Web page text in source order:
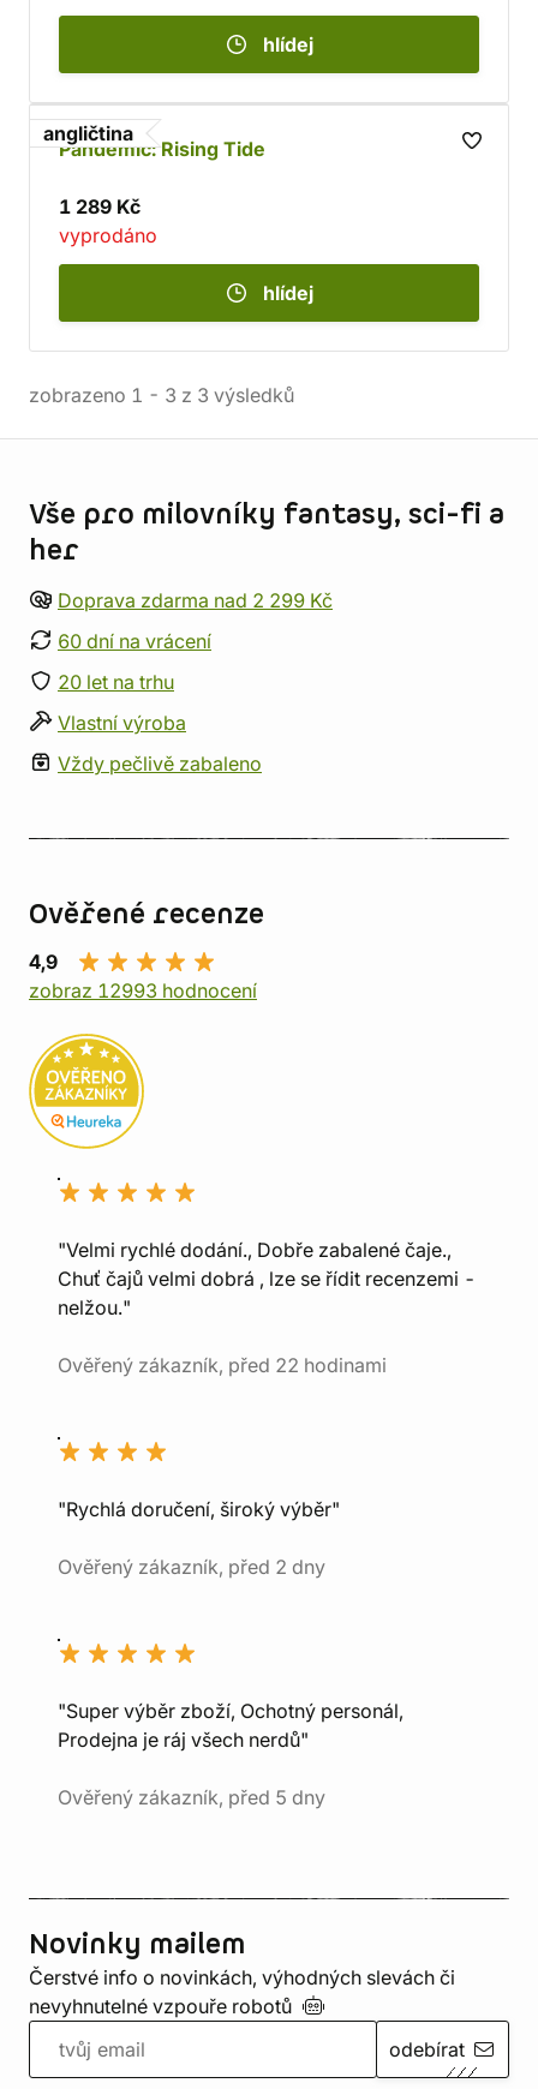
hlídej
angličtina
Pandemic: Rising Tide
1 289 Kč
vyprodáno
hlídej
zobrazeno 1 - 3 z 3 výsledků
Vše pro milovníky fantasy, sci-fi a
her
Doprava zdarma nad 2 299 Kč
60 dní na vrácení
20 let na trhu
Vlastní výroba
Vždy pečlivě zabaleno
Ověřené recenze
4,9
zobraz 12993 hodnocení
"Velmi rychlé dodání., Dobře zabalené čaje.,
Chuť čajů velmi dobrá , lze se řídit recenzemi -
nelžou."
Ověřený zákazník, před 22 hodinami
"Rychlá doručení, široký výběr"
Ověřený zákazník, před 2 dny
"Super výběr zboží, Ochotný personál,
Prodejna je ráj všech nerdů"
Ověřený zákazník, před 5 dny
Novinky mailem
Čerstvé info o novinkách, výhodných slevách či
nevyhnutelné vzpouře robotů
odebírat